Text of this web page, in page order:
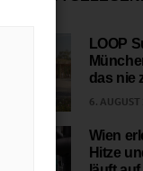
LOOP
das nie
6.
Wien
Hitze